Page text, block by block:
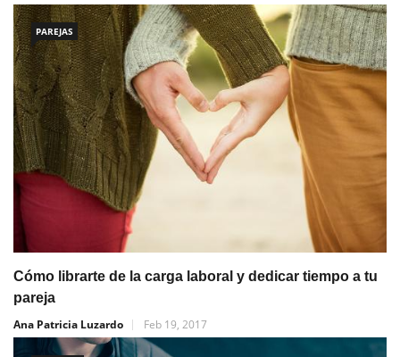
PAREJAS
Cómo librarte de la carga laboral y dedicar tiempo a tu
pareja
Ana Patricia Luzardo
Feb 19, 2017